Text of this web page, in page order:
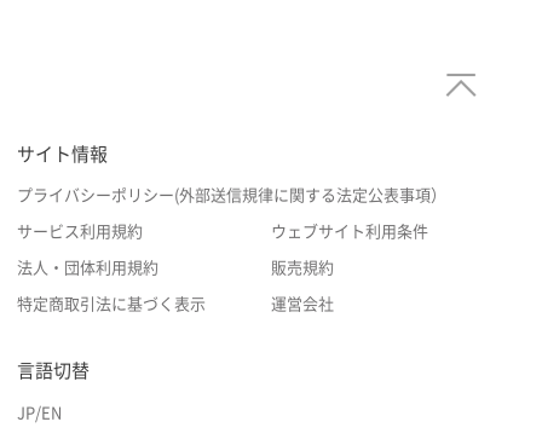
サイト情報
プライバシーポリシー(外部送信規律に関する法定公表事項）
サービス利用規約 ウェブサイト利用条件
法人・団体利用規約 販売規約
特定商取引法に基づく表示 運営会社
言語切替
JP/EN